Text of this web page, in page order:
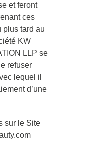
et feront
ces
plus tard au
KW
LLP se
refuser
lequel il
d’une
sur le Site